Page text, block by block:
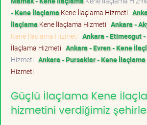
- Kene İlaçlama Kene İlaçlama Hizmeti
İlaçlama Kene İlaçlama Hizmeti Ankara -
Kene İlaçlama Hizmeti Ankara - Etimesgut
İlaçlama Hizmeti Ankara - Evren - Kene
Hizmeti Ankara - Pursaklar - Kene İlaçlama
Hizmeti
Güçlü İlaçlama Kene
hizmetini verdiğimiz